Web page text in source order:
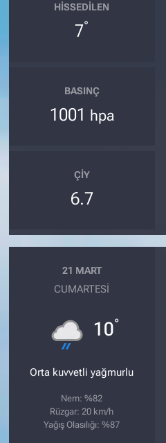
HISSEDILEN
7°
BASINÇ
1001 hpa
ÇIY
6.7
21 MART
CUMARTESI
10°
Orta kuvvetli yağmurlu
Nem: %82
Rüzgar: 20 km/h
Yağış Olasılığı: %87